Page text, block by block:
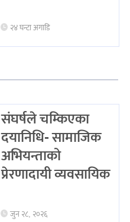
२४ घन्टा अगाडि
संघर्षले चम्किएका
दयानिधि- सामाजिक
अभियन्ताको
प्रेरणादायी व्यवसायिक
जुन २८, २०२६